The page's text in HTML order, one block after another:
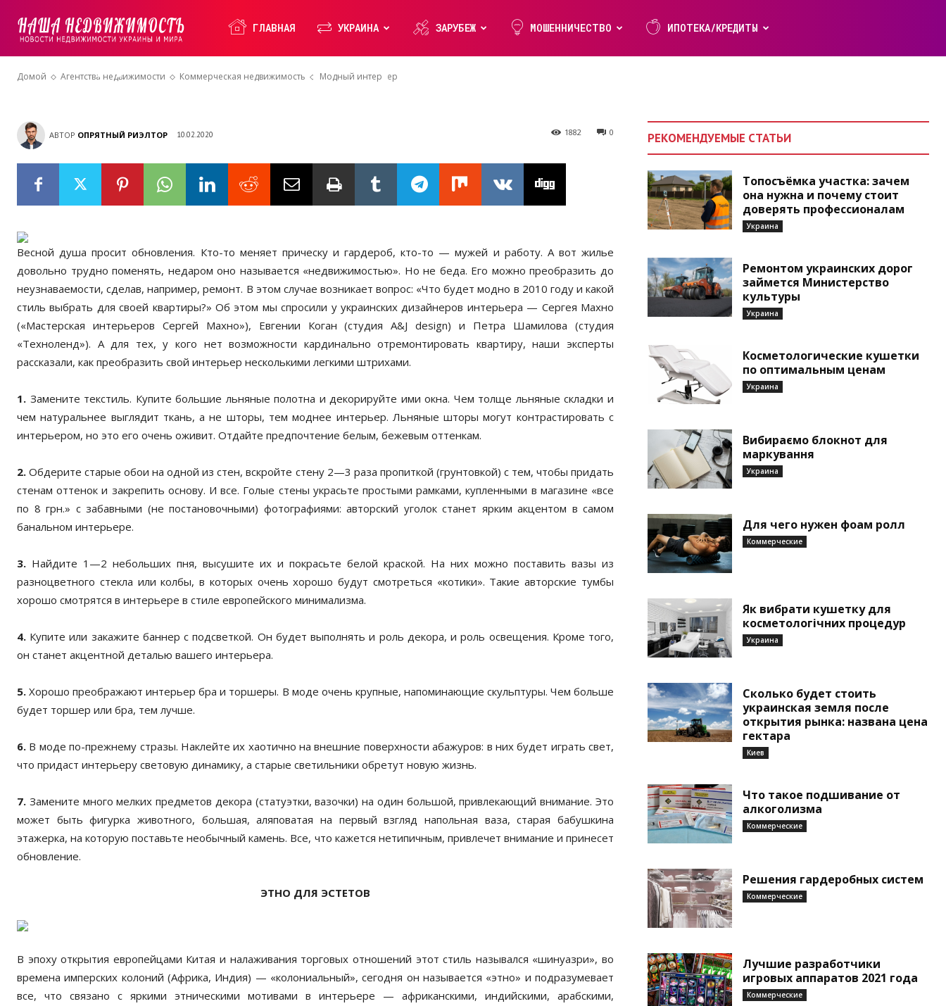
Недвижимость
ГЛАВНАЯ УКРАИНА ЗАРУБЕЖ МОШЕННИЧЕСТВО ИПОТЕКА/КРЕДИТЫ
Домой Агентства недвижимости Коммерческая недвижимость Модный интерьер
КОММЕРЧЕСКАЯ НЕДВИЖИМОСТЬ
Модный интерьер
АВТОР ОПРЯТНЫЙ РИЭЛТОР 10.02.2020 0
1882
Весной душа просит обновления. Кто-то меняет прическу и гардероб, кто-то — мужей и работу. А вот жилье
довольно трудно поменять, недаром оно называется «недвижимостью». Но не беда. Его можно преобразить до
неузнаваемости, сделав, например, ремонт. В этом случае возникает вопрос: «Что будет модно в 2010 году и какой
стиль выбрать для своей квартиры?» Об этом мы спросили у украинских дизайнеров интерьера — Сергея Махно
(«Мастерская интерьеров Сергей Махно»), Евгении Коган (студия А&J design) и Петра Шамилова (студия
«Техноленд»). А для тех, у кого нет возможности кардинально отремонтировать квартиру, наши эксперты
рассказали, как преобразить свой интерьер несколькими легкими штрихами.
1. Замените текстиль. Купите большие льняные полотна и декорируйте ими окна. Чем толще льняные складки и
чем натуральнее выглядит ткань, а не шторы, тем моднее интерьер. Льняные шторы могут контрастировать с
интерьером, но это его очень оживит. Отдайте предпочтение белым, бежевым оттенкам.
2. Обдерите старые обои на одной из стен, вскройте стену 2—3 раза пропиткой (грунтовкой) с тем, чтобы придать
стенам оттенок и закрепить основу. И все. Голые стены украсьте простыми рамками, купленными в магазине «все
по 8 грн.» с забавными (не постановочными) фотографиями: авторский уголок станет ярким акцентом в самом
банальном интерьере.
3. Найдите 1—2 небольших пня, высушите их и покрасьте белой краской. На них можно поставить вазы из
разноцветного стекла или колбы, в которых очень хорошо будут смотреться «котики». Такие авторские тумбы
хорошо смотрятся в интерьере в стиле европейского минимализма.
4. Купите или закажите баннер с подсветкой. Он будет выполнять и роль декора, и роль освещения. Кроме того,
он станет акцентной деталью вашего интерьера.
5. Хорошо преображают интерьер бра и торшеры. В моде очень крупные, напоминающие скульптуры. Чем больше
будет торшер или бра, тем лучше.
6. В моде по-прежнему стразы. Наклейте их хаотично на внешние поверхности абажуров: в них будет играть свет,
что придаст интерьеру световую динамику, а старые светильники обретут новую жизнь.
7. Замените много мелких предметов декора (статуэтки, вазочки) на один большой, привлекающий внимание. Это
может быть фигурка животного, большая, аляповатая на первый взгляд напольная ваза, старая бабушкина
этажерка, на которую поставьте необычный камень. Все, что кажется нетипичным, привлечет внимание и принесет
обновление.
ЭТНО ДЛЯ ЭСТЕТОВ
В эпоху открытия европейцами Китая и налаживания торговых отношений этот стиль назывался «шинуазри», во
времена имперских колоний (Африка, Индия) — «колониальный», сегодня он называется «этно» и подразумевает
все, что связано с яркими этническими мотивами в интерьере — африканскими, индийскими, арабскими,
РЕКОМЕНДУЕМЫЕ СТАТЬИ
Топосъёмка участка: зачем
она нужна и почему стоит
доверять профессионалам
Украина
Ремонтом украинских дорог
займется Министерство
культуры
Украина
Косметологические кушетки
по оптимальным ценам
Украина
Вибираємо блокнот для
маркування
Украина
Для чего нужен фоам ролл
Коммерческие
Як вибрати кушетку для
косметологічних процедур
Украина
Сколько будет стоить
украинская земля после
открытия рынка: названа цена
гектара
Киев
Что такое подшивание от
алкоголизма
Коммерческие
Решения гардеробных систем
Коммерческие
Лучшие разработчики
игровых аппаратов 2021 года
Коммерческие